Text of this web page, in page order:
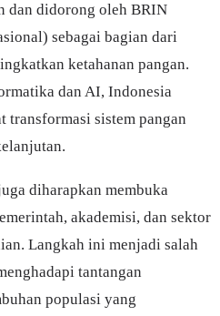
dan didorong oleh BRIN
sebagai bagian dari
ketahanan pangan.
dan AI, Indonesia
transformasi sistem pangan
diharapkan membuka
akademisi, dan sektor
Langkah ini menjadi salah
tantangan
populasi yang